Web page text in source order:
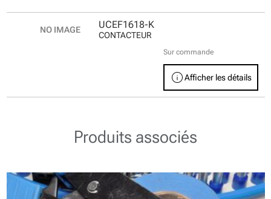
UCEF1618-K
CONTACTEUR
Sur commande
infoAfficher les détails
Produits associés